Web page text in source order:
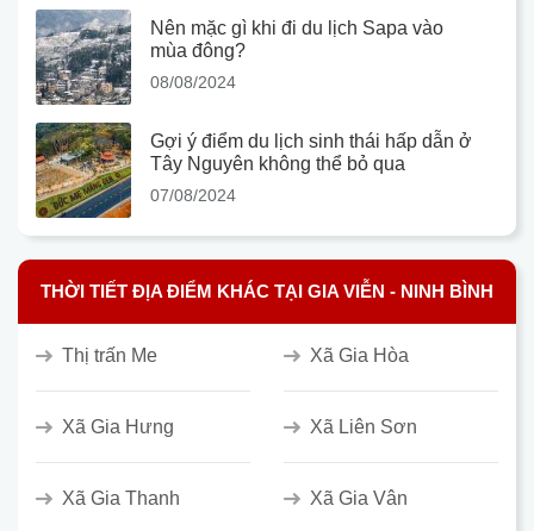
Nên mặc gì khi đi du lịch Sapa vào
mùa đông?
08/08/2024
Gợi ý điểm du lịch sinh thái hấp dẫn ở
Tây Nguyên không thể bỏ qua
07/08/2024
THỜI TIẾT ĐỊA ĐIỂM KHÁC TẠI GIA VIỄN - NINH BÌNH
Thị trấn Me Xã Gia Hòa
Xã Gia Hưng Xã Liên Sơn
Xã Gia Thanh Xã Gia Vân